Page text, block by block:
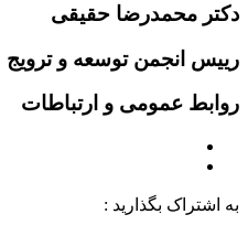
دکتر محمدرضا حقیقی
رییس انجمن توسعه و ترویج
روابط عمومی و ارتباطات
به اشتراک بگذارید :